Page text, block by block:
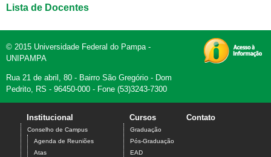
Lista de Docentes
© 2015 Universidade Federal do Pampa -
UNIPAMPA
Rua 21 de abril, 80 - Bairro São Gregório - Dom
Pedrito, RS - 96450-000 - Fone (53)3243-7300
Institucional
Conselho de Campus
Agenda de Reuniões
Atas
Cursos
Graduação
Pós-Graduação
EAD
Contato